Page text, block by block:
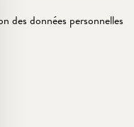
des données personnelles